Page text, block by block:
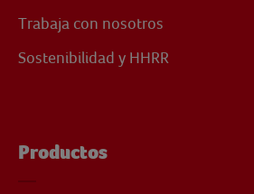
Trabaja con nosotros
Sostenibilidad y HHRR
Productos